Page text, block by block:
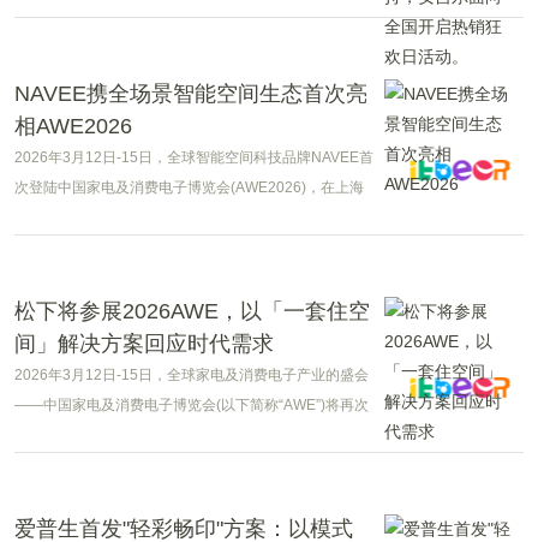
NAVEE携全场景智能空间生态首次亮
相AWE2026
2026年3月12日-15日，全球智能空间科技品牌NAVEE首
次登陆中国家电及消费电子博览会(AWE2026)，在上海
松下将参展2026AWE，以「一套住空
间」解决方案回应时代需求
2026年3月12日-15日，全球家电及消费电子产业的盛会
——中国家电及消费电子博览会(以下简称“AWE”)将再次
爱普生首发"轻彩畅印"方案：以模式